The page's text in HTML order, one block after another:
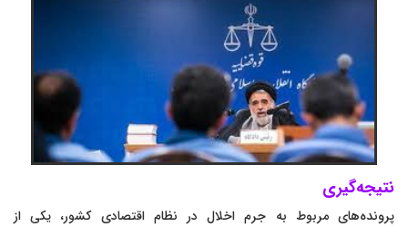
نتیجه‌گیری
پرونده‌های مربوط به جرم اخلال در نظام اقتصادی کشور، یکی از